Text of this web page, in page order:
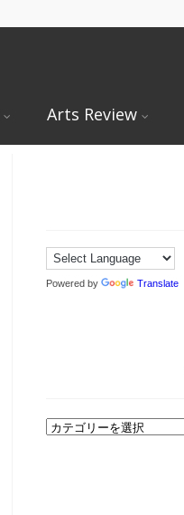
Arts Review
Powered by Translate
カ